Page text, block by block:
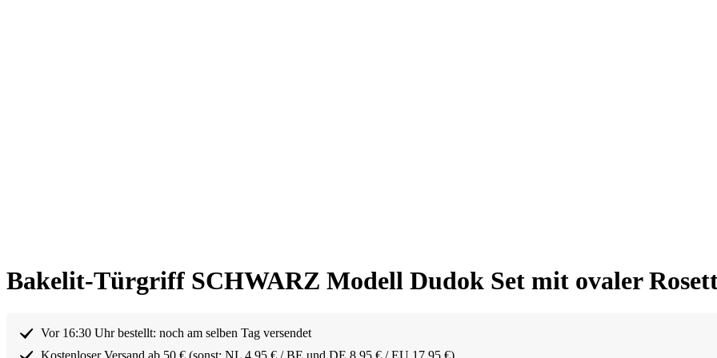
Bakelit-Türgriff SCHWARZ Modell Dudok Set mit ovaler
Vor 16:30 Uhr bestellt: noch am selben Tag versendet
Kostenloser Versand ab 50 € (sonst: NL 4,95 € / BE und DE 8,95 € / EU 17,95 €)